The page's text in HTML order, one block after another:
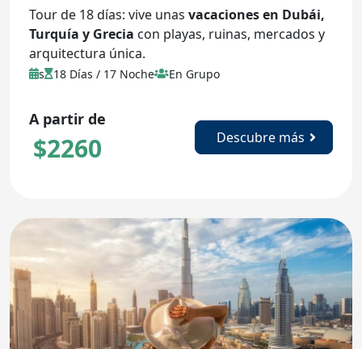
Tour de 18 días: vive unas vacaciones en Dubái,
Turquía y Grecia con playas, ruinas, mercados y
arquitectura única.
s 18 Días / 17 Noche En Grupo
A partir de
$2260 Descubre más